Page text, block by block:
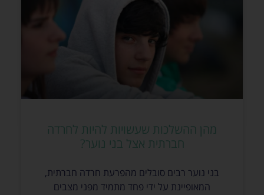
מהן ההשלכות שעשויות להיות לחרדה
חברתית אצל בני נוער?
בני נוער רבים סובלים מהפרעת חרדה חברתית,
המאופיינת על ידי פחד מתמיד מפני מצבים